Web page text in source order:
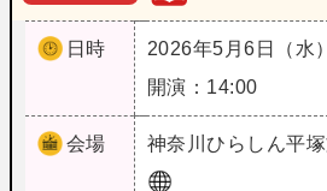
日時
2026年5月6日（水）
開演：14:00
会場 神奈川 ひらしん平